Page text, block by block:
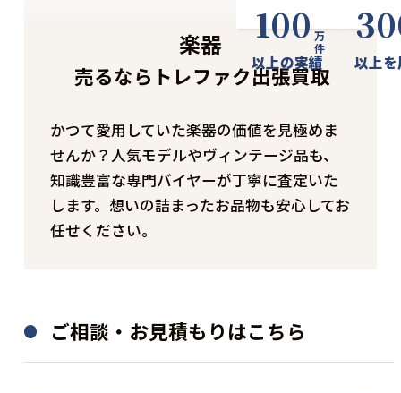
楽器
売るならトレファク出張買取
かつて愛用していた楽器の価値を見極めま
せんか？人気モデルやヴィンテージ品も、
知識豊富な専門バイヤーが丁寧に査定いた
します。想いの詰まったお品物も安心してお
任せください。
100万件
以上の実績 以上
ご相談・お見積もりはこちら